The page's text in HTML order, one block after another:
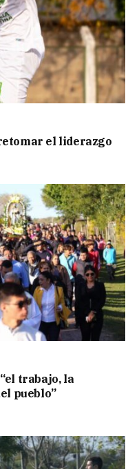
el liderazgo
trabajo, la
pueblo”